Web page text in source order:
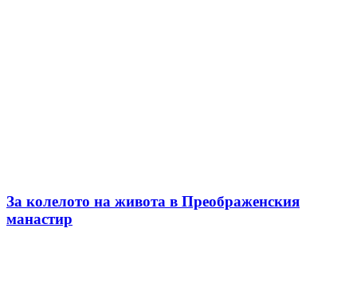
За колелото на живота в Преображенския
манастир